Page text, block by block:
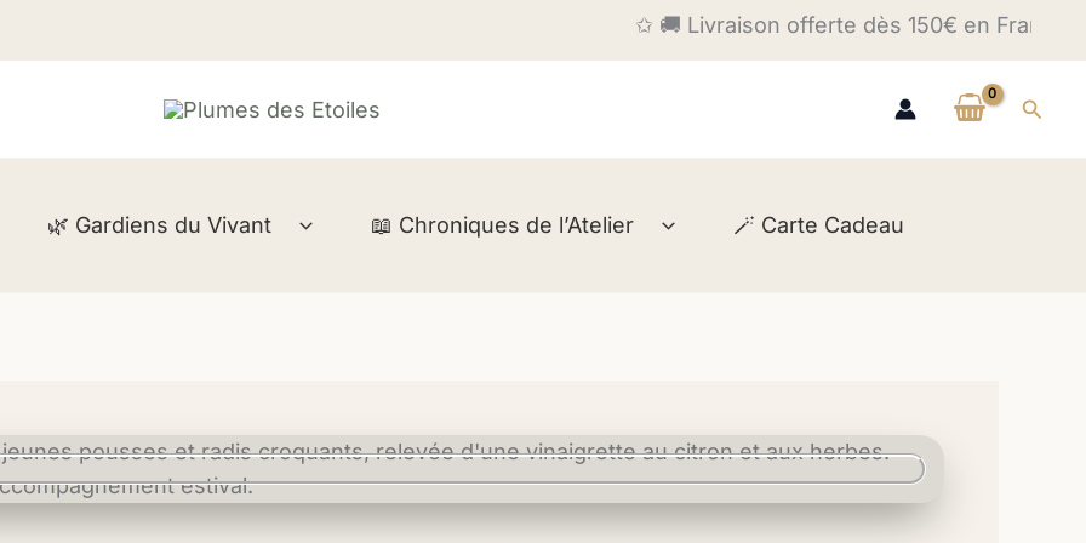
✩ 🚚 Livraison offerte dès 150€ en France et
🌿 Gardiens du Vivant 📖 Chroniques de l’Atelier 🪄 Carte Cadeau